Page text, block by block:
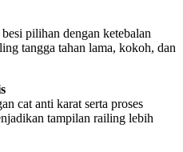
pilihan dengan ketebalan
tangga tahan lama, kokoh, dan
cat anti karat serta proses
tampilan railing lebih